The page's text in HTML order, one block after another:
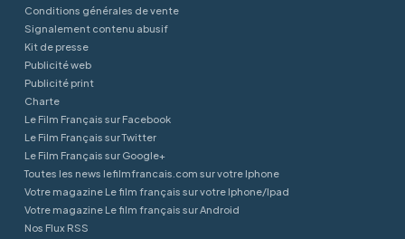
Conditions générales de vente
Signalement contenu abusif
Kit de presse
Publicité web
Publicité print
Charte
Le Film Français sur Facebook
Le Film Français sur Twitter
Le Film Français sur Google+
Toutes les news lefilmfrancais.com sur votre Iphone
Votre magazine Le film français sur votre Iphone/Ipad
Votre magazine Le film français sur Android
Nos Flux RSS